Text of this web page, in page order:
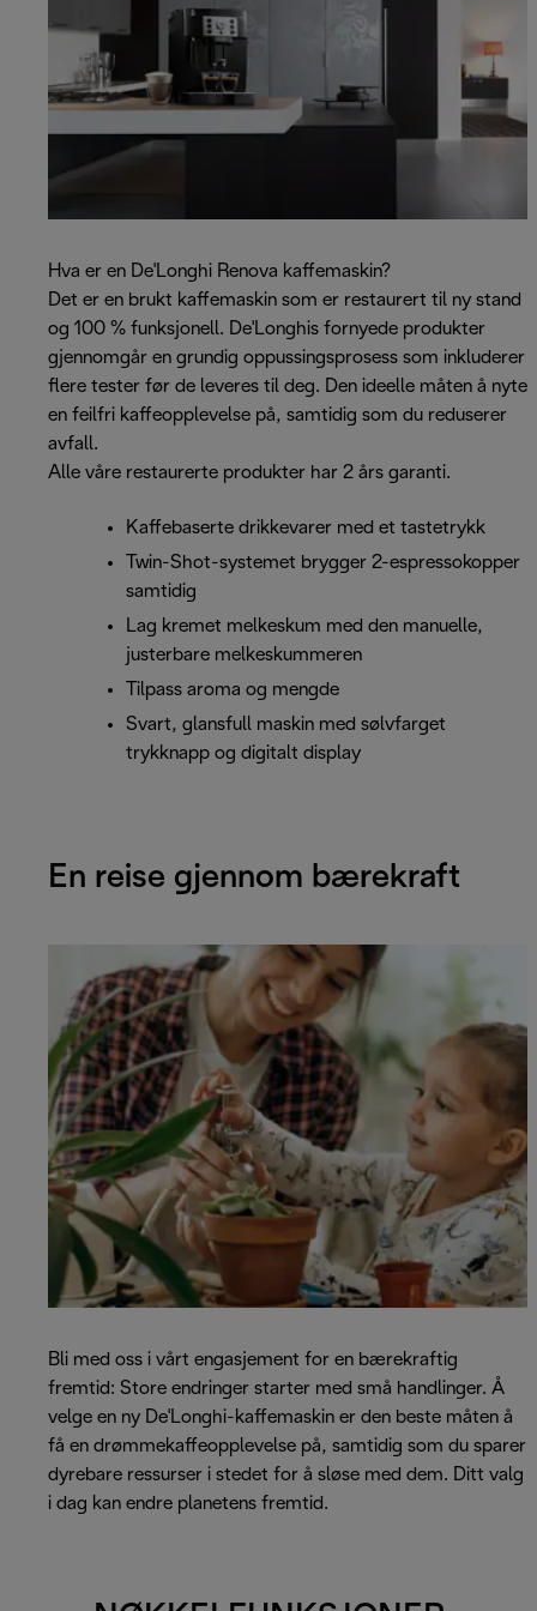
Hva er en De'Longhi Renova kaffemaskin?
Det er en brukt kaffemaskin som er restaurert til ny stand
og 100 % funksjonell. De'Longhis fornyede produkter
gjennomgår en grundig oppussingsprosess som inkluderer
flere tester før de leveres til deg. Den ideelle måten å nyte
en feilfri kaffeopplevelse på, samtidig som du reduserer
avfall.
Alle våre restaurerte produkter har 2 års garanti.
Kaffebaserte drikkevarer med et tastetrykk
Twin-Shot-systemet brygger 2-espressokopper
samtidig
Lag kremet melkeskum med den manuelle,
justerbare melkeskummeren
Tilpass aroma og mengde
Svart, glansfull maskin med sølvfarget
trykknapp og digitalt display
En reise gjennom bærekraft
Bli med oss i vårt engasjement for en bærekraftig
fremtid: Store endringer starter med små handlinger. Å
velge en ny De'Longhi-kaffemaskin er den beste måten å
få en drømmekaffeopplevelse på, samtidig som du sparer
dyrebare ressurser i stedet for å sløse med dem. Ditt valg
i dag kan endre planetens fremtid.